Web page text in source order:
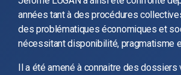
années tant à des procédures
des problématiques économiques et
nécessitant disponibilité, pragmatisme
Il a été amené à connaitre des dossiers